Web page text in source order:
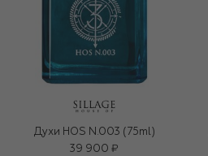
Духи HOS N.003 (75ml)
39 900 ₽